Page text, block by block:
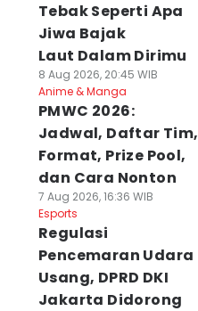
Tebak Seperti Apa
Jiwa Bajak
Laut Dalam Dirimu
8 Aug 2026, 20:45 WIB
Anime & Manga
PMWC 2026:
Jadwal, Daftar Tim,
Format, Prize Pool,
dan Cara Nonton
7 Aug 2026, 16:36 WIB
Esports
Regulasi
Pencemaran Udara
Usang, DPRD DKI
Jakarta Didorong